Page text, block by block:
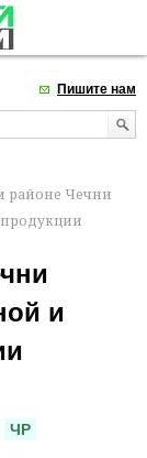
Пишите нам
районе Чечни
и
ЧР